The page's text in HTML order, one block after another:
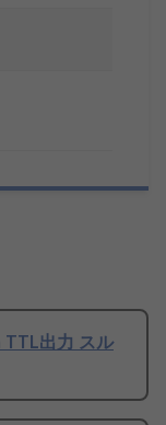
TTL出力 スル